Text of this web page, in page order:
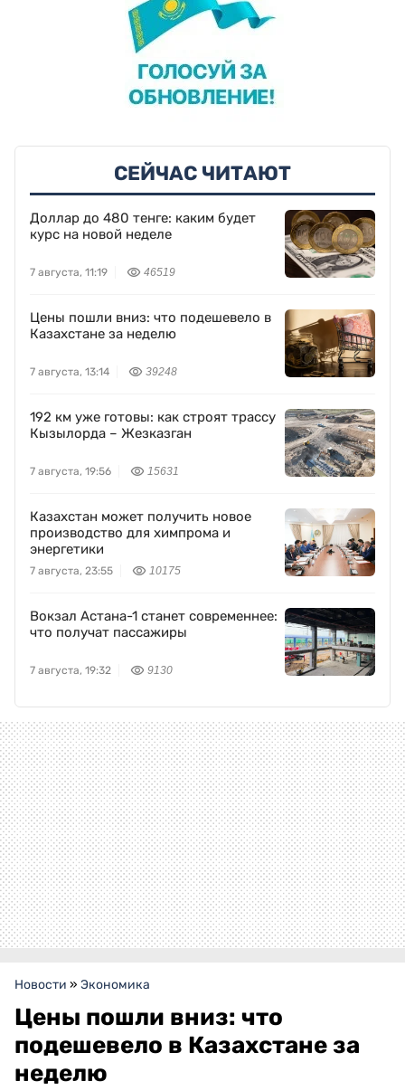
СЕЙЧАС ЧИТАЮТ
Доллар до 480 тенге: каким будет
курс на новой неделе
7 августа, 11:19 46519
Цены пошли вниз: что подешевело в
Казахстане за неделю
7 августа, 13:14 39248
192 км уже готовы: как строят трассу
Кызылорда – Жезказган
7 августа, 19:56 15631
Казахстан может получить новое
производство для химпрома и
энергетики
7 августа, 23:55 10175
Вокзал Астана-1 станет современнее:
что получат пассажиры
7 августа, 19:32 9130
Новости » Экономика
Цены пошли вниз: что
подешевело в Казахстане за
неделю